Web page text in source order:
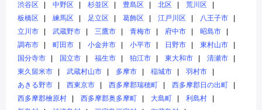
渋谷区
中野区 杉並区 豊島区 北区
荒川区
板橋区
練馬区 足立区 葛飾区 江戸川区
八王子市
立川市
武蔵野市 三鷹市 青梅市 府中市
昭島市
調布市
町田市 小金井市 小平市 日野市
東村山市
国分寺市
国立市 福生市 狛江市 東大和市
清瀬市
東久留米市
武蔵村山市 多摩市 稲城市
羽村市
あきる野市
西東京市 西多摩郡瑞穂町
西多摩郡日の出町
西多摩郡檜原村
西多摩郡奥多摩町 大島町
利島村